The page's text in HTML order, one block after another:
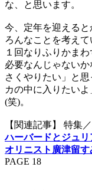
な、と思います。
今、定年を迎える
ろんなことを考え
１回なりふりかま
必要なんじゃない
さくやりたい」と
カの中に入りたい
(笑)。
【関連記事】 特集
ハーバードとジュ
オリニスト廣津留
PAGE 18